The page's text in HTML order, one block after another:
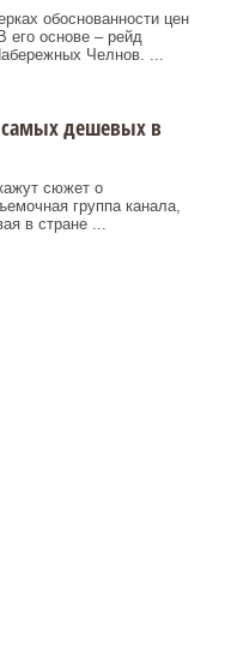
обоснованности цен
его основе – рейд
Челнов. ...
самых дешевых в
сюжет о
группа канала,
в стране ...